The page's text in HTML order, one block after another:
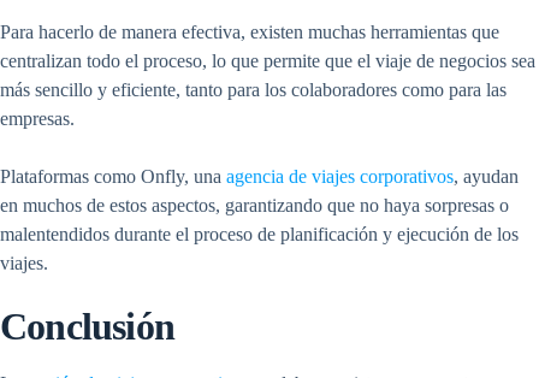
Para hacerlo de manera efectiva, existen muchas herramientas que
centralizan todo el proceso, lo que permite que el viaje de negocios sea
más sencillo y eficiente, tanto para los colaboradores como para las
empresas.
Plataformas como Onfly, una agencia de viajes corporativos, ayudan
en muchos de estos aspectos, garantizando que no haya sorpresas o
malentendidos durante el proceso de planificación y ejecución de los
viajes.
Conclusión